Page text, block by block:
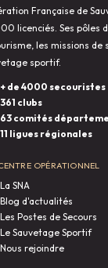
Française de
licenciés. Ses pôles
les missions
sportif.
+ de 4000 secouristes
361 clubs
63 comités
11 ligues régionales
opérationnel
La SNA
Blog d'actualités
Les Postes de Secours
Le Sauvetage Sportif
Nous rejoindre